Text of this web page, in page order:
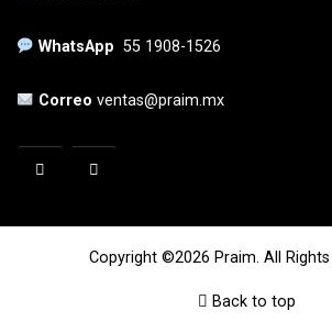
WhatsApp55 1908-1526
Correoventas@praim.mx
Copyright ©2026 Praim. All Rights
Back to top